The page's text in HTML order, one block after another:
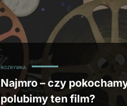
ROZRYWKA
Najmro – czy
polubimy ten film?